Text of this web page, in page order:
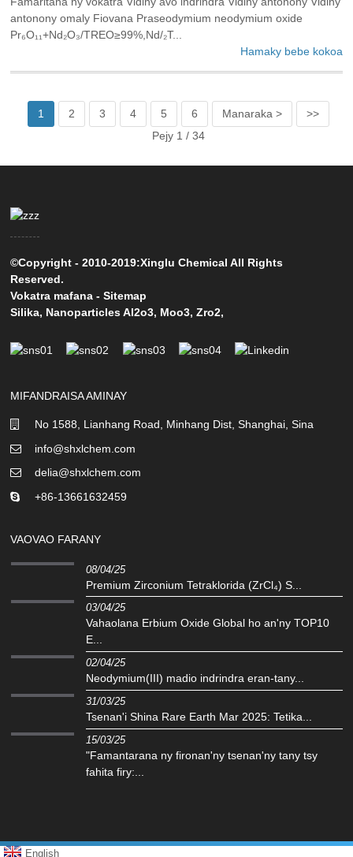
antonony omaly Fiovana Praseodymium neodymium oxide
Pr₆O₁₁+Nd₂O₃/TREO≥99%,Nd/₂T...
Hamaky bebe kokoa
1 2 3 4 5 6 Manaraka >
>>
Pejy 1 / 34
©Copyright - 2010-2019:Xinglu Chemical All Rights
Reserved.
Vokatra mafana -Sitemap
Silika, Nanoparticles Al2o3, Moo3,Zro2,
MIFANDRAISA AMINAY
No 1588, Lianhang Road, Minhang Dist, Shanghai, Sina
info@shxlchem.com
delia@shxlchem.com
+86-13661632459
VAOVAO FARANY
08/04/25
Premium Zirconium Tetraklorida (ZrCl₄) S...
03/04/25
Vahaolana Erbium Oxide Global ho an'ny TOP10
E...
02/04/25
‌Neodymium(III) madio indrindra eran-tany...
31/03/25
Tsenan'i Shina Rare Earth Mar 2025: Tetika...
15/03/25
"Famantarana ny fironan'ny tsenan'ny tany tsy
fahita firy:...
English